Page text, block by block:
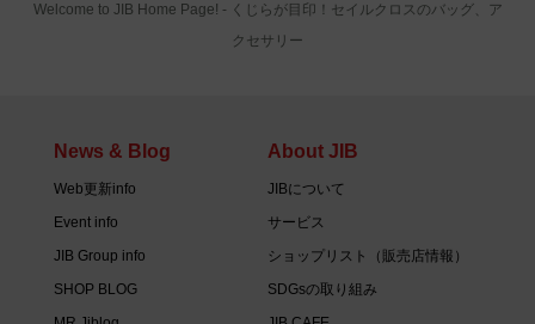
Welcome to JIB Home Page! ‐ くじらが目印！セイルクロスのバッグ、ア
クセサリー
News & Blog
Web更新info
Event info
JIB Group info
SHOP BLOG
About JIB
JIBについて
サービス
ショップリスト（販売店情報）
SDGsの取り組み